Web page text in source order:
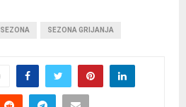
SEZONA GRIJANJA